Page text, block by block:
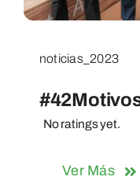
noticias_2023
No ratings yet.
Ver Más